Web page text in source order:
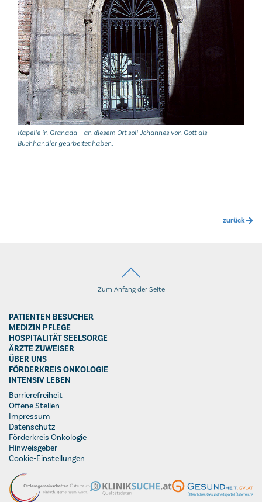
Kapelle in Granada – an diesem Ort soll Johannes von Gott als
Buchhändler gearbeitet haben.
zurück
Zum Anfang der Seite
PATIENTEN BESUCHER
MEDIZIN PFLEGE
HOSPITALITÄT SEELSORGE
ÄRZTE ZUWEISER
ÜBER UNS
FÖRDERKREIS ONKOLOGIE
INTENSIV LEBEN
Barrierefreiheit
Offene Stellen
Impressum
Datenschutz
Förderkreis Onkologie
Hinweisgeber
Cookie-Einstellungen